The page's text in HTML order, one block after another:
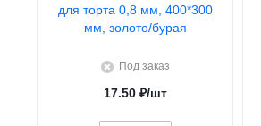
для торта 0,8 мм, 400*300
мм, золото/бурая
Под заказ
17.50 ₽/шт